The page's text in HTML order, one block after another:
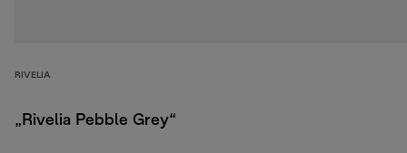
RIVELIA
„Rivelia Pebble Grey“